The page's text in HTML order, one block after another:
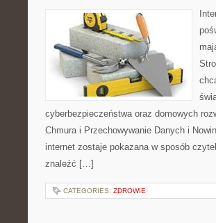
cyberbezpieczeństwa oraz domowych
Chmura i Przechowywanie Danych i
internet zostaje pokazana w sposób
znaleźć […]
CATEGORIES: ZDROWIE